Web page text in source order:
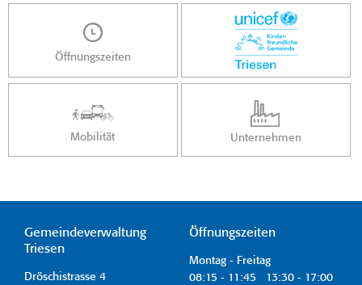
Öffnungszeiten
Mobilität Unternehmen
Gemeindeverwaltung
Triesen
Dröschistrasse 4
Öffnungszeiten
Montag - Freitag
08:15 - 11:45 13:30 - 17:00